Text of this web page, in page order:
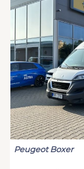
Peugeot Boxer